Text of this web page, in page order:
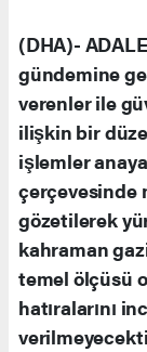
(DHA)-
gündemine
verenler ile
ilişkin bir
işlemler
çerçevesinde
gözetilerek
kahraman
temel ölçüsü
hatıralarını